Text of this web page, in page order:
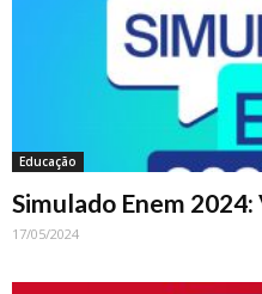
Educação
Simulado Enem
17/05/2024